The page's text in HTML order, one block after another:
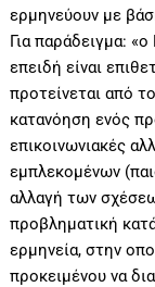
ερμηνεύουν με
Για παράδειγμα:
επειδή είναι
προτείνεται από
κατανόηση ενός
επικοινωνιακές
εμπλεκομένων
αλλαγή των
προβληματική
ερμηνεία, στην
προκειμένου να